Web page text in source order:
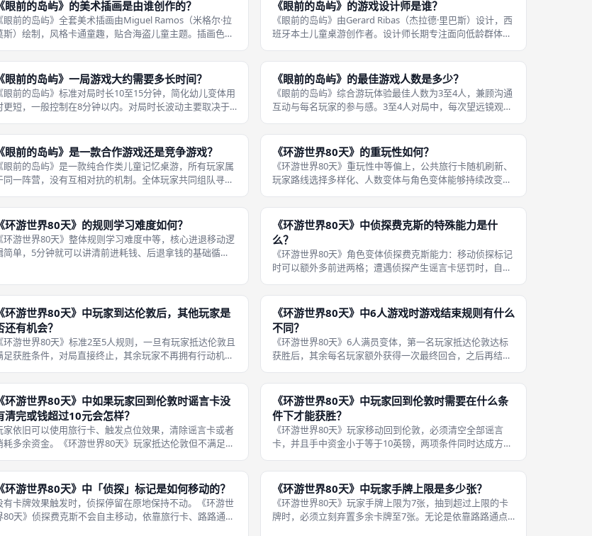
《眼前的岛屿》的美术插画是由谁创作的？
《眼前的岛屿》全套美术插画由Miguel Ramos（米格尔·拉
斯）绘制，风格卡通童趣，贴合海盗儿童主题。插画色彩
面，适合孩童观赏。 地图卡牌、观察板块上的图案辨识度
很高，不会出现元素
《眼前的岛屿》的游戏设计师是谁？
《眼前的岛屿》由Gerard Ribas（杰拉德·里巴斯）设计，西
班牙本土儿童桌游创作者。设计师长期专注面向低龄群体的
题，配件设计注重互动趣味性。 Gerard Ribas十分看重亲子
游玩
《眼前的岛屿》一局游戏大约需要多长时间？
《眼前的岛屿》标准对局时长10至15分钟，简化幼儿变体用
更短，一般控制在8分钟以内。对局时长波动主要取决于
，战斗掷骰会拉长整体时长；队伍记忆判断精准，顺利识
别岛屿元素，对局会快速收尾。
《眼前的岛屿》的最佳游戏人数是多少？
《眼前的岛屿》综合游玩体验最佳人数为3至4人，兼顾沟通
互动与每名玩家的参与感。3至4人对局中，每次望远镜观察
缓，不会出现多人同时争抢发言的情况。 每名玩家都能持续
参与记忆推理，很难出现全程旁
《眼前的岛屿》是一款合作游戏还是竞争游戏？
《眼前的岛屿》是一款纯合作类儿童记忆桌游，所有玩家属
同一阵营，没有互相对抗的机制。全体玩家共同组队寻找
赢家与输家的对立关系。 游戏核心考验团队视觉记忆、沟
通协作，玩家之间需要互相交流想
《环游世界80天》的重玩性如何？
《环游世界80天》重玩性中等偏上，公共旅行卡随机刷新、
玩家路线选择多样化、人数变体与角色变体能够持续改变对
资源获取节奏；玩家可以自由选择激进冲刺或是后退休整的
路线思路。 切换2至3人小规模
《环游世界80天》的规则学习难度如何？
《环游世界80天》整体规则学习难度中等，核心进退移动逻
简单，5分钟就可以讲清前进耗钱、后退拿钱的基础循
手很容易混淆触发时机。 回合执
《环游世界80天》中侦探费克斯的特殊能力是什
么？
《环游世界80天》角色变体侦探费克斯能力：移动侦探标记
时可以额外多前进两格；遭遇侦探产生谣言卡惩罚时，自身
探追击其他玩家，自身不用担心被侦探拦截。 选择费克斯的
玩家可以主动推动侦探封锁整条
《环游世界80天》中玩家到达伦敦后，其他玩家是
还有机会？
《环游世界80天》标准2至5人规则，一旦有玩家抵达伦敦且
足获胜条件，对局直接终止，其余玩家不再拥有行动机
人依次执行一轮最终回合，依旧存在反超夺冠的可能性。
此时抵达伦敦的玩家被困终点，
《环游世界80天》中6人游戏时游戏结束规则有什么
不同？
《环游世界80天》6人满员变体，第一名玩家抵达伦敦达标
获胜后，其余每名玩家额外获得一次最终回合，之后再结束
加回合。 6人对局玩家众多，回合轮换间隔很长，如果达标
立刻结束，后排玩家几乎没有
《环游世界80天》中如果玩家回到伦敦时谣言卡没
清完或钱超过10元会怎样？
家依旧可以使用旅行卡、触发点位效果，清除谣言卡或者
耗多余资金。《环游世界80天》玩家抵达伦敦但不满足获
回合调整资源。 但是伦敦是路线终点，不能继续向前移
动，也无法后退获取中途停留点资
《环游世界80天》中玩家回到伦敦时需要在什么条
件下才能获胜？
《环游世界80天》玩家移动回到伦敦，必须清空全部谣言
卡，并且手中资金小于等于10英镑，两项条件同时达成方可
资金超过10英镑，可以依靠各类点位效果、卡牌消耗多余英
镑；持有谣言卡，只能使用卡
《环游世界80天》中「侦探」标记是如何移动的？
有卡牌效果触发时，侦探停留在原地保持不动。《环游世
80天》侦探费克斯不会自主移动，依靠旅行卡、路路通卡
《环游世界80天》中玩家手牌上限是多少张？
《环游世界80天》玩家手牌上限为7张，抽到超过上限的卡
牌时，必须立刻弃置多余卡牌至7张。无论是依靠路路通点